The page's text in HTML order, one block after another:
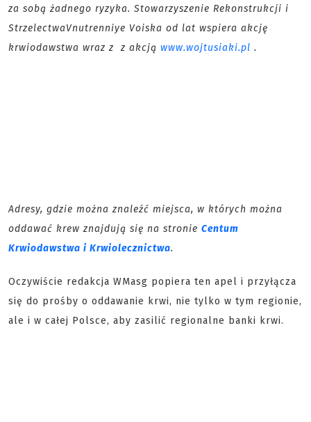
za sobą żadnego ryzyka. Stowarzyszenie Rekonstrukcji i
StrzelectwaVnutrenniye Voiska od lat wspiera akcję
krwiodawstwa wraz z z akcją www.wojtusiaki.pl .
Adresy, gdzie można znaleźć miejsca, w których można
oddawać krew znajdują się na stronie Centum
Krwiodawstwa i Krwiolecznictwa.
Oczywiście redakcja WMasg popiera ten apel i przyłącza
się do prośby o oddawanie krwi, nie tylko w tym regionie,
ale i w całej Polsce, aby zasilić regionalne banki krwi.